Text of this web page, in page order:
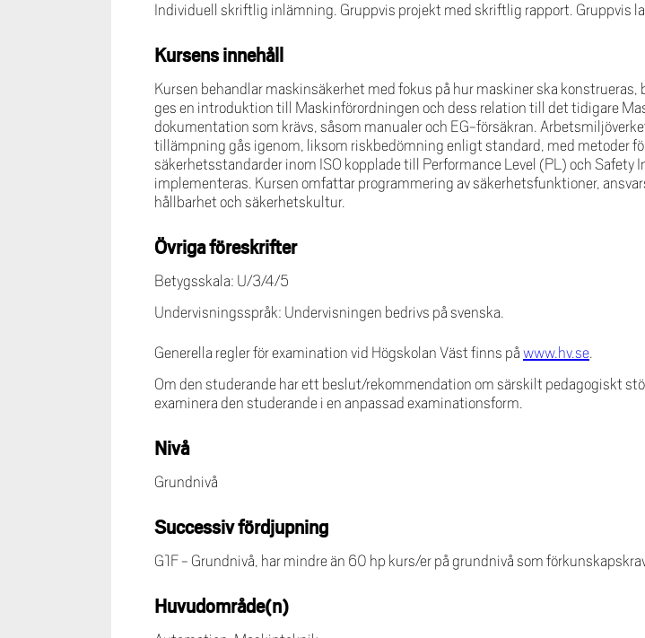
Individuell skriftlig inlämning. Gruppvis projekt med skriftlig rapport. Gruppvis
Kursens innehåll
Kursen behandlar maskinsäkerhet med fokus på hur maskiner ska
ges en introduktion till Maskinförordningen och dess relation till det tidigare
dokumentation som krävs, såsom manualer och EG-försäkran.
tillämpning gås igenom, liksom riskbedömning enligt standard, med metoder
säkerhetsstandarder inom ISO kopplade till Performance Level (PL) och
implementeras. Kursen omfattar programmering av säkerhetsfunktioner,
hållbarhet och säkerhetskultur.
Övriga föreskrifter
Betygsskala: U/3/4/5
Undervisningsspråk: Undervisningen bedrivs på svenska.
Generella regler för examination vid Högskolan Väst finns på www.hv.se.
Om den studerande har ett beslut/rekommendation om särskilt pedagogiskt
examinera den studerande i en anpassad examinationsform.
Nivå
Grundnivå
Successiv fördjupning
G1F - Grundnivå, har mindre än 60 hp kurs/er på grundnivå som
Huvudområde(n)